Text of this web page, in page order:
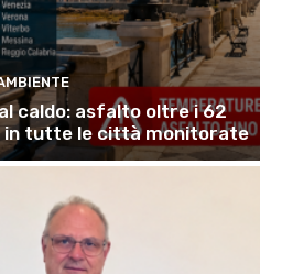
caldo: asfalto oltre i 62
in tutte le città monitorate